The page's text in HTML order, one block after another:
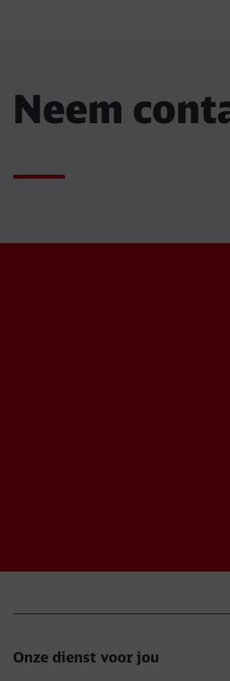
Neem
Onze dienst voor jou